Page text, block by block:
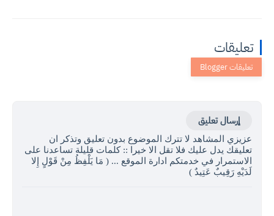
تعليقات
إرسال تعليق
عزيزي المشاهد لا تترك الموضوع بدون تعليق وتذكر ان
تعليقك يدل عليك فلا تقل الا خيرا :: كلمات قليلة تساعدنا على
الاستمرار في خدمتكم ادارة الموقع ... ( مَا يَلْفِظُ مِنْ قَوْلٍ إِلا
لَدَيْهِ رَقِيبٌ عَتِيدٌ )